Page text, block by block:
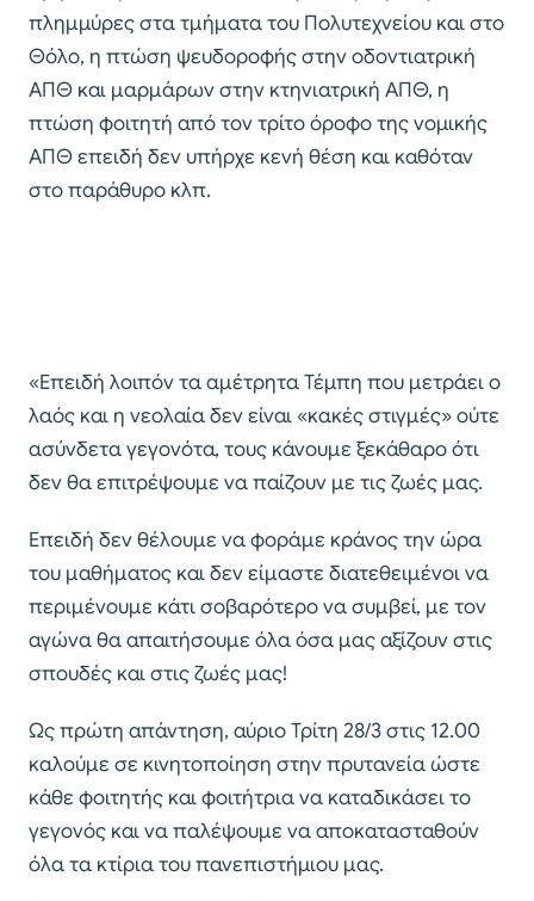
πλημμύρες στα τμήματα του Πολυτεχνείου και στο
Θόλο, η πτώση ψευδοροφής στην οδοντιατρική
ΑΠΘ και μαρμάρων στην κτηνιατρική ΑΠΘ, η
πτώση φοιτητή από τον τρίτο όροφο της νομικής
ΑΠΘ επειδή δεν υπήρχε κενή θέση και καθόταν
στο παράθυρο κλπ.
«Επειδή λοιπόν τα αμέτρητα Τέμπη που μετράει ο
λαός και η νεολαία δεν είναι «κακές στιγμές» ούτε
ασύνδετα γεγονότα, τους κάνουμε ξεκάθαρο ότι
δεν θα επιτρέψουμε να παίζουν με τις ζωές μας.
Επειδή δεν θέλουμε να φοράμε κράνος την ώρα
του μαθήματος και δεν είμαστε διατεθειμένοι να
περιμένουμε κάτι σοβαρότερο να συμβεί, με τον
αγώνα θα απαιτήσουμε όλα όσα μας αξίζουν στις
σπουδές και στις ζωές μας!
Ως πρώτη απάντηση, αύριο Τρίτη 28/3 στις 12.00
καλούμε σε κινητοποίηση στην πρυτανεία ώστε
κάθε φοιτητής και φοιτήτρια να καταδικάσει το
γεγονός και να παλέψουμε να αποκατασταθούν
όλα τα κτίρια του πανεπιστήμιου μας.